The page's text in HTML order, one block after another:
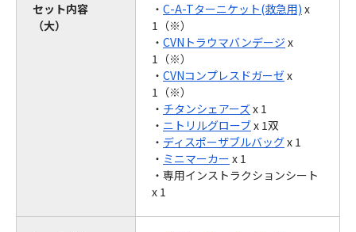
セット内容
（大）
・ C-A-Tターニケット(救急用) x
1（※）
・ CVNトラウマバンデージ x
1（※）
・ CVNコンプレスドガーゼ x
1（※）
・ チタンシェアーズx 1
・ ニトリルグローブx 1双
・ ディスポーザブルバッグx 1
・ ミニマーカー x 1
・専用インストラクションシート
x 1